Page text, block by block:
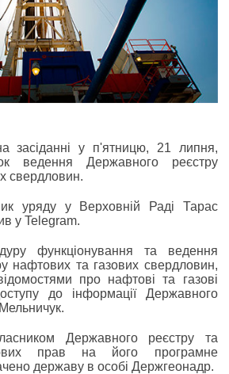
на засіданні у п'ятницю, 21 липня,
ведення Державного реєстру
свердловин.
уряду у Верховній Раді Тарас
у Telegram.
функціонування та ведення
нафтових та газових свердловин,
про нафтові та газові
до інформації Державного
Державного реєстру та
прав на його програмне
державу в особі Держгеонадр.